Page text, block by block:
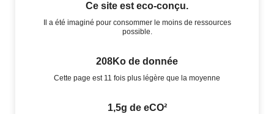
Ce site est eco-conçu.
Il a été imaginé pour consommer le moins de ressources
possible.
208Ko de donnée
Cette page est 11 fois plus légère que la moyenne
1,5g de eCO²